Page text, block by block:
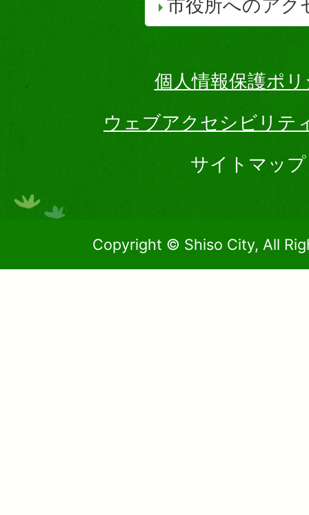
市役所へのアク
個人情報保護ポ
ウェブアクセシビリテ
サイトマップ
Copyright © Shiso City, All